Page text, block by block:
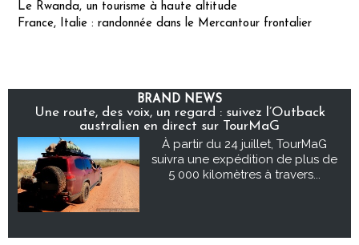
Le Rwanda, un tourisme à haute altitude
France, Italie : randonnée dans le Mercantour frontalier
BRAND NEWS
Une route, des voix, un regard : suivez l’Outback
australien en direct sur TourMaG
À partir du 24 juillet, TourMaG
suivra une expédition de plus de
5 000 kilomètres à travers...